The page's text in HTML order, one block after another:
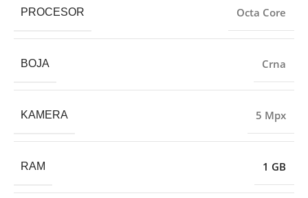
PROCESOR Octa Core
BOJA Crna
KAMERA 5 Mpx
RAM 1 GB